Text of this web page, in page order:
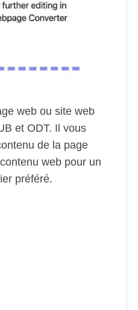
web ou site web
et ODT. Il vous
de la page
web pour un
préféré.